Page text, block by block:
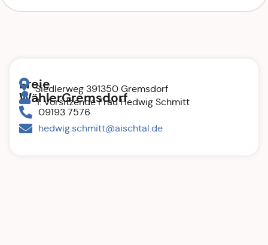
Freie
WählerGremsdorf
Siedlerweg 391350 Gremsdorf
1. Vorsitzende Frau Hedwig Schmitt
09193 7576
hedwig.schmitt@aischtal.de